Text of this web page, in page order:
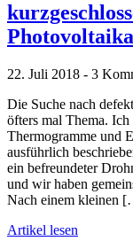
22. Juli 2018 - 3
Die Suche nach
öfters mal Thema.
Thermogramme und
ausführlich
ein befreundeter
und wir haben
Nach einem kleinen
Artikel lesen